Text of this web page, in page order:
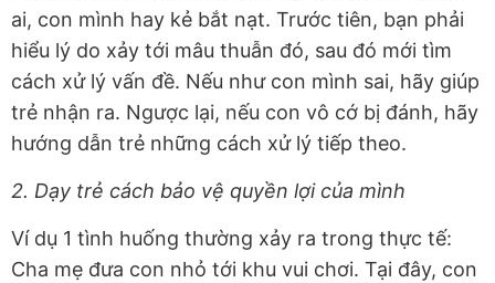
ai, con mình hay kẻ bắt nạt. Trước tiên, bạn phải
hiểu lý do xảy tới mâu thuẫn đó, sau đó mới tìm
cách xử lý vấn đề. Nếu như con mình sai, hãy giúp
trẻ nhận ra. Ngược lại, nếu con vô cớ bị đánh, hãy
hướng dẫn trẻ những cách xử lý tiếp theo.
2. Dạy trẻ cách bảo vệ quyền lợi của mình
Ví dụ 1 tình huống thường xảy ra trong thực tế:
Cha mẹ đưa con nhỏ tới khu vui chơi. Tại đây, con